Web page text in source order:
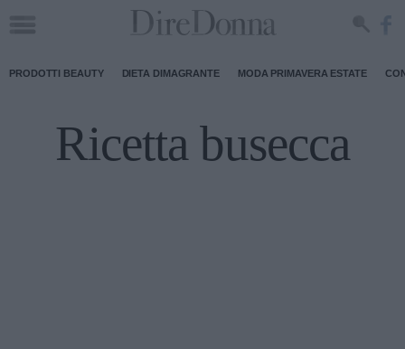
PRODOTTI BEAUTY DIETA DIMAGRANTE MODA PRIMAVERA ESTATE
Ricetta busecca